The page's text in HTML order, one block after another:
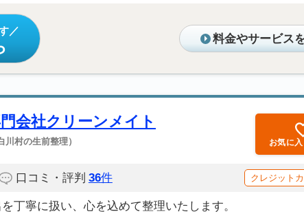
料金やサービス
会社クリーンメイト
川村の生前整理） お気に
口コミ・評判 36件 クレジット
丁寧に扱い、心を込めて整理いたします。